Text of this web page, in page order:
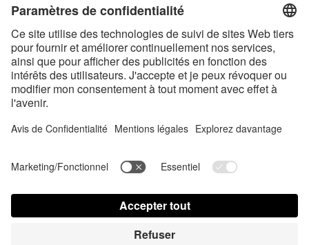
* La marque nominative et les logos Bluetooth® sont des marques
utilisation de ces marques par Satisfyer GmbH est soumise à une licence.
Apple, le logo Apple et Apple Watch sont des marques commerciales
d’Apple Inc. Google Play et le logo Google Play sont des marques
commerciales de Google LLC.
Contact us today